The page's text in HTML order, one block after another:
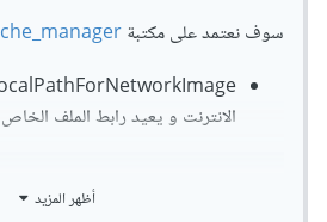
سوف نعتمد على مكتبة
الانترنت و يعيد رابط الملف
;
أظهر المزيد